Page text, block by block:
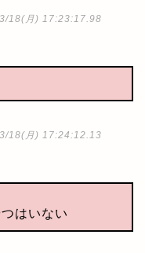
18(月) 17:23:17.98
18(月) 17:24:12.13
はいない